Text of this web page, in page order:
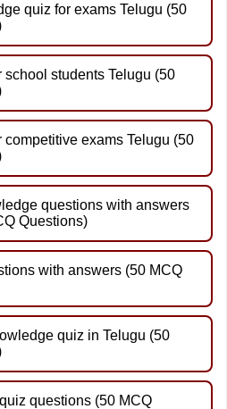
quiz for exams Telugu (50
school students Telugu (50
competitive exams Telugu (50
questions with answers
Questions)
with answers (50 MCQ
quiz in Telugu (50
questions (50 MCQ